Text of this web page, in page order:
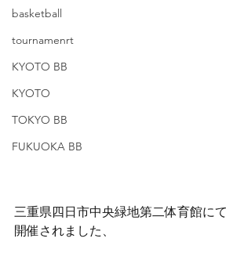
basketball
tournamenrt
KYOTO BB
KYOTO
TOKYO BB
FUKUOKA BB
三重県四日市中央緑地第二体育館にて
開催されました、